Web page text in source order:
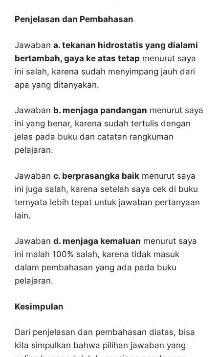
Penjelasan dan Pembahasan
Jawaban a. tekanan hidrostatis yang dialami
bertambah, gaya ke atas tetap menurut saya
ini salah, karena sudah menyimpang jauh dari
apa yang ditanyakan.
Jawaban b. menjaga pandangan menurut saya
ini yang benar, karena sudah tertulis dengan
jelas pada buku dan catatan rangkuman
pelajaran.
Jawaban c. berprasangka baik menurut saya
ini juga salah, karena setelah saya cek di buku
ternyata lebih tepat untuk jawaban pertanyaan
lain.
Jawaban d. menjaga kemaluan menurut saya
ini malah 100% salah, karena tidak masuk
dalam pembahasan yang ada pada buku
pelajaran.
Kesimpulan
Dari penjelasan dan pembahasan diatas, bisa
kita simpulkan bahwa pilihan jawaban yang